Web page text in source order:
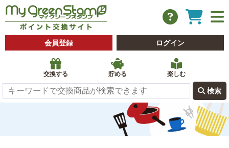
会員登録 ログイン
交換する 貯める 楽しむ
 検索